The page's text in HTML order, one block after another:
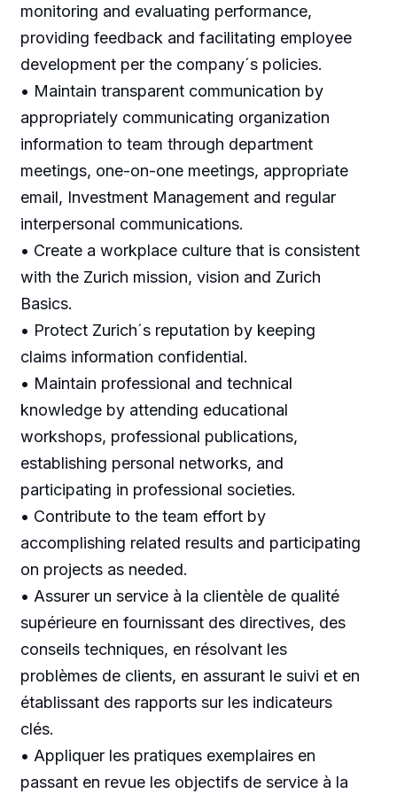
monitoring and evaluating performance,
providing feedback and facilitating employee
development per the company´s policies.
• Maintain transparent communication by
appropriately communicating organization
information to team through department
meetings, one-on-one meetings, appropriate
email, Investment Management and regular
interpersonal communications.
• Create a workplace culture that is consistent
with the Zurich mission, vision and Zurich
Basics.
• Protect Zurich´s reputation by keeping
claims information confidential.
• Maintain professional and technical
knowledge by attending educational
workshops, professional publications,
establishing personal networks, and
participating in professional societies.
• Contribute to the team effort by
accomplishing related results and participating
on projects as needed.
• Assurer un service à la clientèle de qualité
supérieure en fournissant des directives, des
conseils techniques, en résolvant les
problèmes de clients, en assurant le suivi et en
établissant des rapports sur les indicateurs
clés.
• Appliquer les pratiques exemplaires en
passant en revue les objectifs de service à la